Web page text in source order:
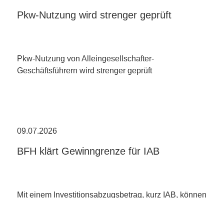
Pkw-Nutzung wird strenger geprüft
Pkw-Nutzung von Alleingesellschafter-
Geschäftsführern wird strenger geprüft
09.07.2026
BFH klärt Gewinngrenze für IAB
Mit einem Investitionsabzugsbetrag, kurz IAB, können